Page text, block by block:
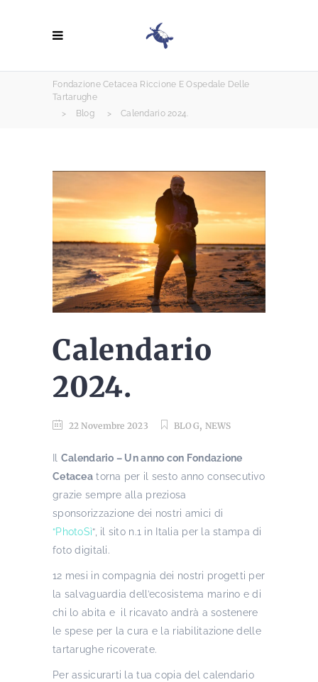
Fondazione Cetacea Riccione E Ospedale Delle
Tartarughe
>
Blog > Calendario 2024.
Calendario
2024.
22 Novembre 2023 BLOG, NEWS
Il Calendario – Un anno con Fondazione
Cetaceatorna per il sesto anno consecutivo
grazie sempre alla preziosa
sponsorizzazione dei nostri amici di
“PhotoSì“, il sito n.1 in Italia per la stampa di
foto digitali.
12 mesi in compagnia dei nostri progetti per
la salvaguardia dell’ecosistema marino e di
chi lo abita e il ricavato andrà a sostenere
le spese per la cura e la riabilitazione delle
tartarughe ricoverate.
Per assicurarti la tua copia del calendario